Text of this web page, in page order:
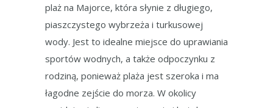
plaż na Majorce, która słynie z długiego,
piaszczystego wybrzeża i turkusowej
wody. Jest to idealne miejsce do uprawiania
sportów wodnych, a także odpoczynku z
rodziną, ponieważ plaża jest szeroka i ma
łagodne zejście do morza. W okolicy